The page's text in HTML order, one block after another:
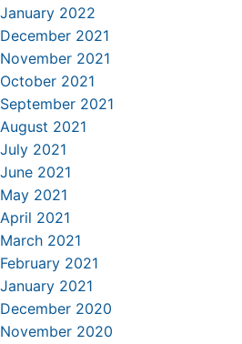
January 2022
December 2021
November 2021
October 2021
September 2021
August 2021
July 2021
June 2021
May 2021
April 2021
March 2021
February 2021
January 2021
December 2020
November 2020